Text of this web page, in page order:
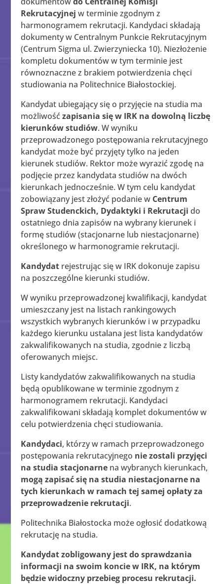
Rekrutacyjnej w terminie zgodnym z
harmonogramem rekrutacji. Kandydaci składają
dokumenty w Centralnym Punkcie Rekrutacyjnym
(Centrum Sigma ul. Zwierzyniecka 10). Niezłożenie
kompletu dokumentów w tym terminie jest
równoznaczne z brakiem potwierdzenia chęci
studiowania na Politechnice Białostockiej.
Kandydat ubiegający się o przyjęcie na studia ma
możliwość zapisania się w IRK na dowolną liczbę
kierunków studiów. W wyniku
przeprowadzonego postępowania rekrutacyjnego
kandydat może być przyjęty tylko na jeden
kierunek studiów. Rektor może wyrazić zgodę na
podjęcie przez kandydata studiów na dwóch
kierunkach jednocześnie. W tym celu kandydat
zobowiązany jest złożyć podanie w Centrum
Spraw Studenckich, Dydaktyki i Rekrutacji do
ostatniego dnia zapisów na wybrany kierunek i
formę studiów (stacjonarne lub niestacjonarne)
określonego w harmonogramie rekrutacji.
Kandydat rejestrując się w IRK dokonuje zapisu
na poszczególne kierunki studiów.
W wyniku przeprowadzonej kwalifikacji, kandydat
umieszczany jest na listach rankingowych
wszystkich wybranych kierunków i w przypadku
każdego kierunku ustalana jest lista kandydatów
zakwalifikowanych na studia, zgodnie z liczbą
oferowanych miejsc.
Listy kandydatów zakwalifikowanych na studia
będą opublikowane w terminie zgodnym z
harmonogramem rekrutacji. Kandydaci
zakwalifikowani składają komplet dokumentów w
celu potwierdzenia chęci studiowania.
Kandydaci, którzy w ramach przeprowadzonego
postępowania rekrutacyjnego nie zostali przyjęci
na studia stacjonarne na wybranych kierunkach,
mogą zapisać się na studia niestacjonarne na
tych kierunkach w ramach tej samej opłaty za
przeprowadzenie rekrutacji.
Politechnika Białostocka może ogłosić dodatkową
rekrutację na studia.
Kandydat zobligowany jest do sprawdzania
informacji na swoim koncie w IRK, na którym
będzie widoczny przebieg procesu rekrutacji.